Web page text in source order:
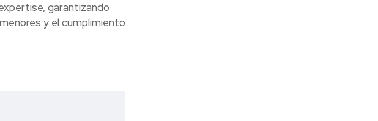
garantizando
y el cumplimiento